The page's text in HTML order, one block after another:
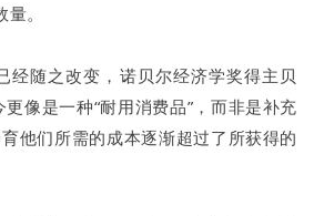
。
经随之改变，诺贝尔经济学奖得主贝
像是一种“耐用消费品”，而非是补充
他们所需的成本逐渐超过了所获得的